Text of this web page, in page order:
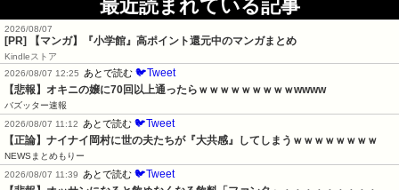
最近読まれている記事
2026/08/07
[PR] 【マンガ】『小学館』高ポイント還元中のマンガまとめ
Kindleストア
2026/08/07 12:25 あとで読む 🐦Tweet
【悲報】オキニの嬢に70回以上通ったらｗｗｗｗｗｗｗｗｗwwww
バズッター速報
2026/08/07 11:12 あとで読む 🐦Tweet
【正論】ナイナイ岡村に世の夫たちが『大共感』してしまうｗｗｗｗｗｗｗｗ
NEWSまとめもりー
2026/08/07 11:39
あとで読む 🐦Tweet